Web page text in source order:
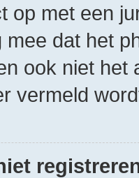
op met een
dat het
ook niet
vermeld